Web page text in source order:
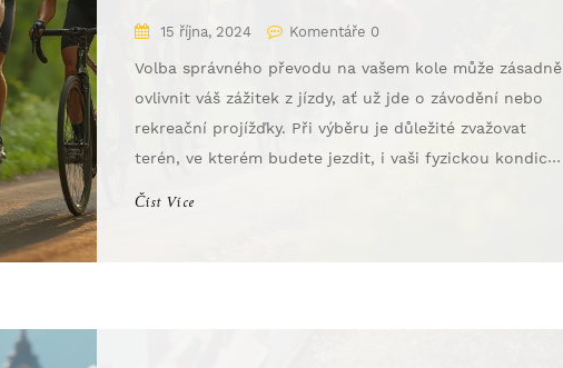
15 října, 2024 Komentáře 0
Volba správného převodu na vašem kole může zásadně
ovlivnit váš zážitek z jízdy, ať už jde o závodění nebo
rekreační projížďky. Při výběru je důležité zvažovat
terén, ve kterém budete jezdit, i vaši fyzickou kondici.
Číst Více